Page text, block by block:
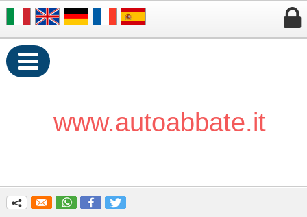


www.autoabbate.it
q